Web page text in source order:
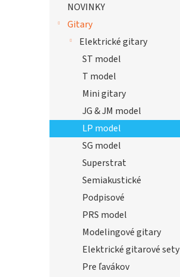
NOVINKY
Gitary
Elektrické gitary
ST model
T model
Mini gitary
JG & JM model
LP model
SG model
Superstrat
Semiakustické
Podpisové
PRS model
Modelingové gitary
Elektrické gitarové sety
Pre ľavákov